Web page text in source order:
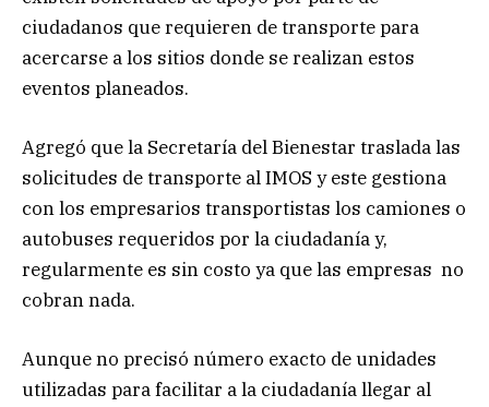
ciudadanos que requieren de transporte para
acercarse a los sitios donde se realizan estos
eventos planeados.
Agregó que la Secretaría del Bienestar traslada las
solicitudes de transporte al IMOS y este gestiona
con los empresarios transportistas los camiones o
autobuses requeridos por la ciudadanía y,
regularmente es sin costo ya que las empresas no
cobran nada.
Aunque no precisó número exacto de unidades
utilizadas para facilitar a la ciudadanía llegar al